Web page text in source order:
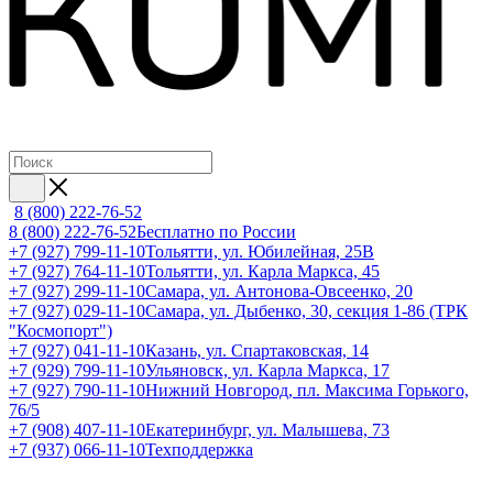
8 (800) 222-76-52
8 (800) 222-76-52Бесплатно по России
+7 (927) 799-11-10Тольятти, ул. Юбилейная, 25В
+7 (927) 764-11-10Тольятти, ул. Карла Маркса, 45
+7 (927) 299-11-10Самара, ул. Антонова-Овсеенко, 20
+7 (927) 029-11-10Самара, ул. Дыбенко, 30, секция 1-86 (ТРК
"Космопорт")
+7 (927) 041-11-10Казань, ул. Спартаковская, 14
+7 (929) 799-11-10Ульяновск, ул. Карла Маркса, 17
+7 (927) 790-11-10Нижний Новгород, пл. Максима Горького,
76/5
+7 (908) 407-11-10Екатеринбург, ул. Малышева, 73
+7 (937) 066-11-10Техподдержка